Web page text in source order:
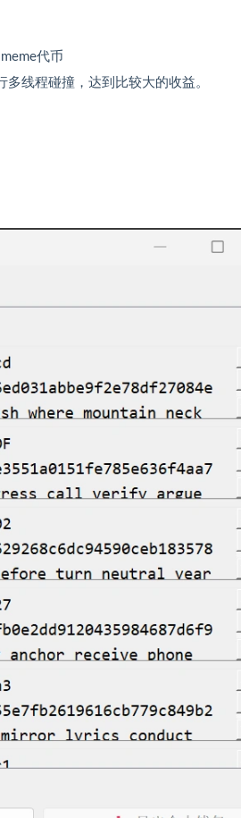
代币
线程碰撞，达到比较大的收益。